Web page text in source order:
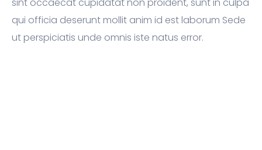
qui officia deserunt mollit anim id est laborum Sede
ut perspiciatis unde omnis iste natus error.